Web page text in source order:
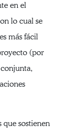
en el
lo cual se
más fácil
(por
que sostienen